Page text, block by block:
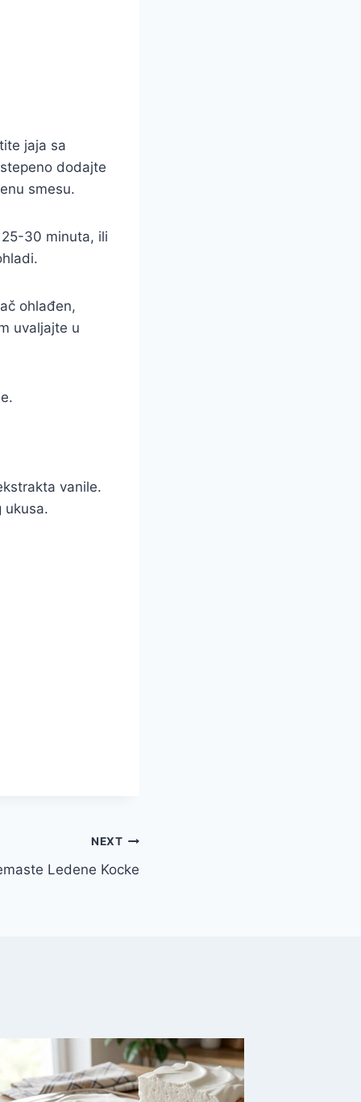
jaja sa
dodajte
smesu.
30 minuta, ili
ohlađen,
uvaljajte u
vanile.
ukusa.
NEXT
Ledene Kocke